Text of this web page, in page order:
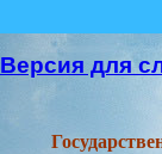
Версия для